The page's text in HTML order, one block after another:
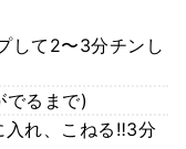
して2〜3分チンし
でるまで)
入れ、こねる‼︎3分